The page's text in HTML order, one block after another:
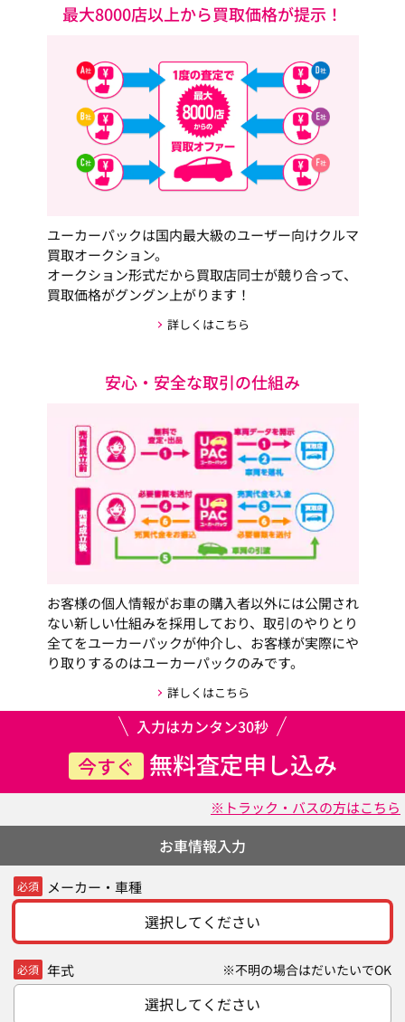
最大8000店以上から買取価格が提示！
ユーカーパックは国内最大級のユーザー向けクルマ
買取オークション。
オークション形式だから買取店同士が競り合って、
買取価格がグングン上がります！
詳しくはこちら
安心・安全な取引の仕組み
お客様の個人情報がお車の購入者以外には公開され
ない新しい仕組みを採用しており、取引のやりとり
全てをユーカーパックが仲介し、お客様が実際にや
り取りするのはユーカーパックのみです。
詳しくはこちら
入力はカンタン30秒
今すぐ 無料査定申し込み
※トラック・バスの方はこちら
お車情報入力
必須 メーカー・車種
選択してください
必須 年式 ※不明の場合はだいたいでOK
選択してください